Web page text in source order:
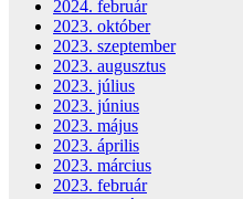
2024. február
2023. október
2023. szeptember
2023. augusztus
2023. július
2023. június
2023. május
2023. április
2023. március
2023. február